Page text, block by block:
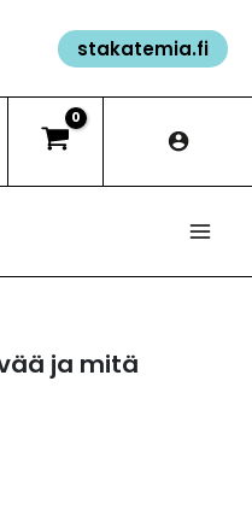
stakatemia.fi
ja mitä